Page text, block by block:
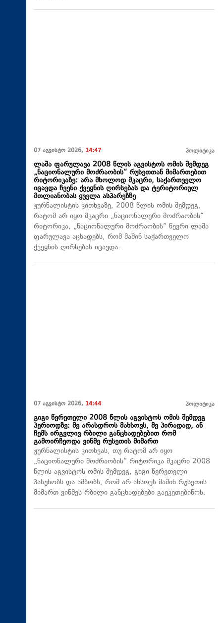
07 აგვისტო 2026, 14:47 პოლიტიკა
ლაშა ფარულავა 2008 წლის აგვისტოს ომის შემდეგ
„ნაციონალური მოძრაობის“ რუსეთთან მიმართებით
რიტორიკაზე: არა მხოლოდ მკაცრი, საქართველო
იცავდა ჩვენი ქვეყნის ღირსებას და ტერიტორიულ
მთლიანობას ყველა ასპარეზზე
ჟურნალისტის კითხვაზე, 2008 წლის ომის შემდეგ,
რატომ არ იყო მკაცრი „ნაციონალური მოძრაობის“
რიტორიკა, „ნაციონალური მოძრაობის“ წევრი ლაშა
ფარულავა აცხადებს, რომ მაშინ საქართველო
ქვეყნის ღირსებას იცავდა.
07 აგვისტო 2026, 14:44 პოლიტიკა
გიგი წერეთელი 2008 წლის აგვისტოს ომის შემდეგ
პერიოდზე: მე არასდროს მახსოვს, მე პირადად, ან
ჩემს ირგვლივ რბილი განცხადებებით რომ
გამოირჩეოდა ვინმე რუსეთის მიმართ
ჟურნალისტის კითხვას, თუ რატომ არ იყო
„ნაციონალური მოძრაობის“ რიტორიკა მკაცრი 2008
წლის აგვისტოს ომის შემდეგ, გიგი წერეთელი
პასუხობს და ამბობს, რომ არ ახსოვს მაშინ რუსეთის
მიმართ ვინმეს რბილი განცხადებები გაეკეთებინოს.